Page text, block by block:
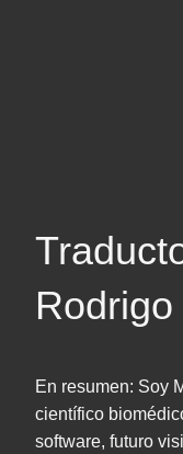
En resumen: Soy
científico
software, futuro